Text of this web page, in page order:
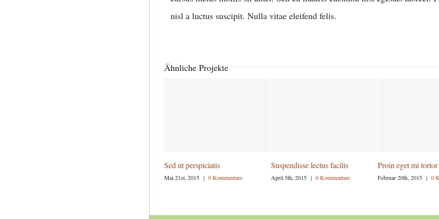
nisl a luctus suscipit. Nulla vitae eleifend felis.
Ähnliche Projekte
Sed ut perspiciatis
Mai 21st, 2015 | 0 Kommentare
Suspendisse lectus facilis
April 5th, 2015 | 0 Kommentare
Proin eget mi tortor
Februar 20th, 2015 | 0